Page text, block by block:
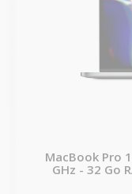
MacBook Pro
GHz - 32 Go